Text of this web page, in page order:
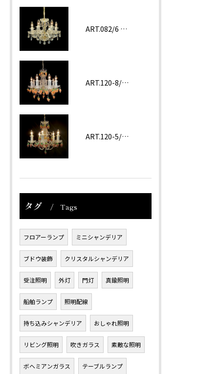
ART.082/6 prc
ART.120-8/62 ROSA
ART.120-5/62 Amethyst
タグ Tags
フロアーランプ ミニシャンデリア
ブドウ装飾 クリスタルシャンデリア
受注照明 外灯 門灯 真鍮照明
船舶ランプ 照明配線
持ち込みシャンデリア おしゃれ照明
リビング照明 吹きガラス 素敵な照明
ボヘミアンガラス テーブルランプ